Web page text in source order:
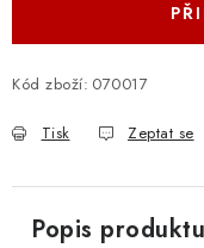
KONTAKTY O E-
OBCHODNÍ PODMÍNKY
Kód zboží: 070017
Tisk Zeptat se
Popis produktu